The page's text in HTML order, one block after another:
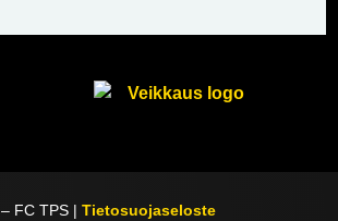
– FC TPS |Tietosuojaseloste